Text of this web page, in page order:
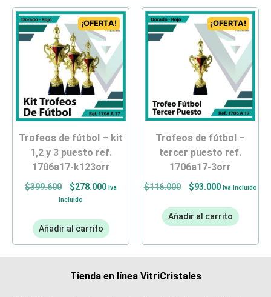
¡OFERTA!
trofeos de fútbol – kit
1,2 y 3 puesto ref.
1706a17-k123orr
$399.600 $278.000 Iva
Incluido
Añadir al carrito
¡OFERTA!
trofeos de fútbol –
tercer puesto ref.
1706a17-3orr
$116.000 $93.000 Iva Incluido
Añadir al carrito
Tienda en línea VitriCristales